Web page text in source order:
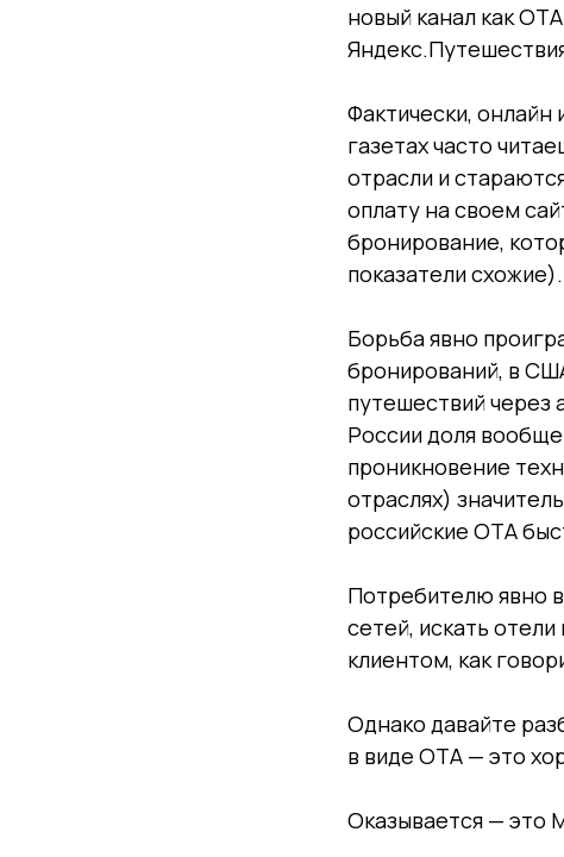
новый канал как
Фактически, онлайн
газетах часто
отрасли и
оплату на своем
бронирование,
показатели схожие).
Борьба явно
бронирований, в
путешествий через
России доля
проникновение
отраслях)
российские ОТА
Потребителю явно
сетей, искать
клиентом, как
Однако давайте
в виде ОТА — это
Оказывается —